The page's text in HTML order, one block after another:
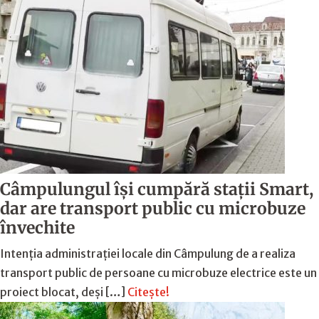
Câmpulungul îşi cumpără staţii Smart,
dar are transport public cu microbuze
învechite
Intenția administrației locale din Câmpulung de a realiza
transport public de persoane cu microbuze electrice este un
proiect blocat, deși […] Citește!